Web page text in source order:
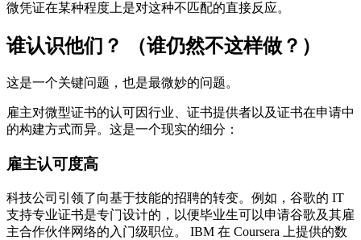
微凭证在某种程度上是对这种不匹配的直接反应。
谁认识他们？ （谁仍然不这样做？）
这是一个关键问题，也是最微妙的问题。
雇主对微型证书的认可因行业、证书提供者以及证书在申请中
的构建方式而异。这是一个现实的细分：
雇主认可度高
科技公司引领了向基于技能的招聘的转变。例如，谷歌的 IT
支持专业证书是专门设计的，以便毕业生可以申请谷歌及其雇
主合作伙伴网络的入门级职位。 IBM 在 Coursera 上提供的数